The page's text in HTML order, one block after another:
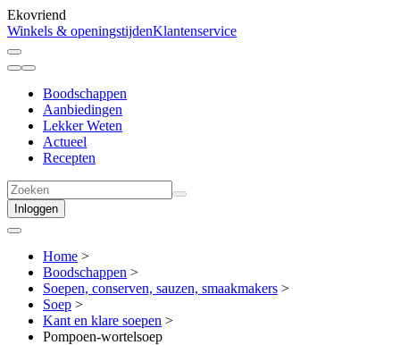
Ekovriend
Winkels & openingstijdenKlantenservice
Boodschappen
Aanbiedingen
Lekker Weten
Actueel
Recepten
Inloggen
Home >
Boodschappen >
Soepen, conserven, sauzen, smaakmakers >
Soep >
Kant en klare soepen >
Pompoen-wortelsoep